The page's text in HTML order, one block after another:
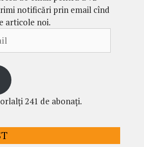
notificări prin email cînd
articole noi.
241 de abonați.